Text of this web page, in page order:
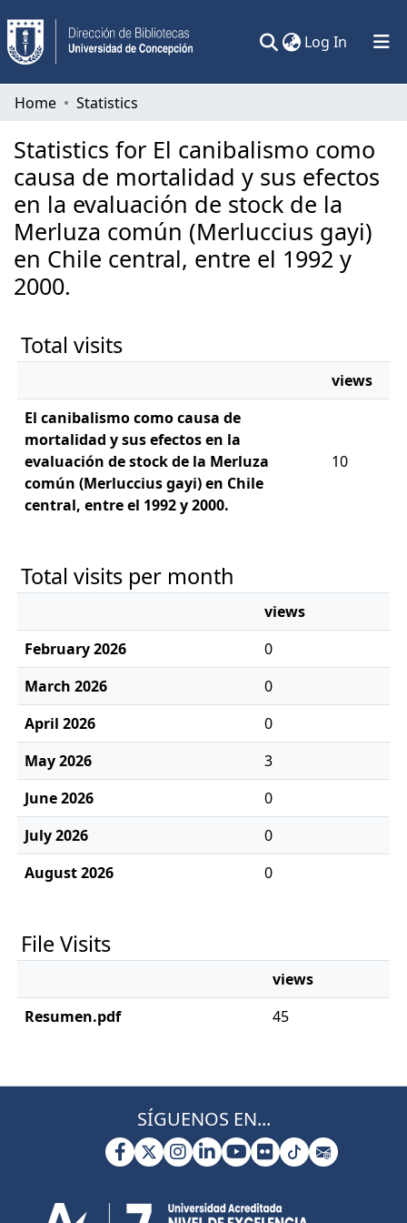
Log In (current)
Communities & Collections
All of DSpace
Home Statistics
Statistics for El canibalismo como
causa de mortalidad y sus efectos
en la evaluación de stock de la
Merluza común (Merluccius gayi)
en Chile central, entre el 1992 y
2000.
Total visits
views
El canibalismo como causa de
mortalidad y sus efectos en la
evaluación de stock de la Merluza
común (Merluccius gayi) en Chile
central, entre el 1992 y 2000.
10
Total visits per month
views
February 2026
0
March 2026
0
April 2026
0
May 2026
3
June 2026
0
July 2026
0
August 2026
0
File Visits
views
Resumen.pdf
45
SÍGUENOS EN...